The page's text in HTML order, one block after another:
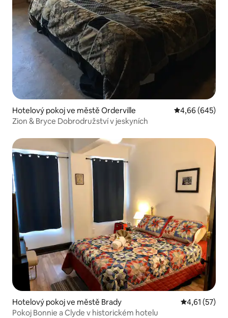
Hotelový pokoj ve městě Orderville Průměrné
4,66 (645)
Zion & Bryce Dobrodružství v jeskyních
Hotelový pokoj ve městě Brady Průměrné
4,61 (57)
Pokoj Bonnie a Clyde v historickém hotelu